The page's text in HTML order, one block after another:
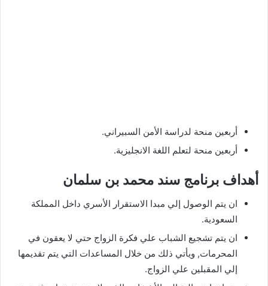
أربعين منحة لدراسة الأمن السبيراني.
أربعين منحة لتعلم اللغة الانجليزية.
أهداف برنامج سند محمد بن سلمان
ان يتم الوصول إلي مبدا الاستقرار الأسري داخل المملكة
السعودية.
ان يتم تشجيع الشباب علي فكرة الزواج حتي لا يعقون في
المحرمات, ويأتي ذلك من خلال المساعدات التي يتم تقديمها
إلي المقبلين علي الزواج.